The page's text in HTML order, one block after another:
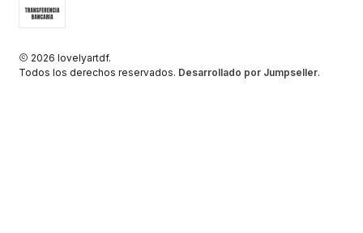
2026 lovelyartdf.
Todos los derechos reservados. Desarrollado por Jumpseller.